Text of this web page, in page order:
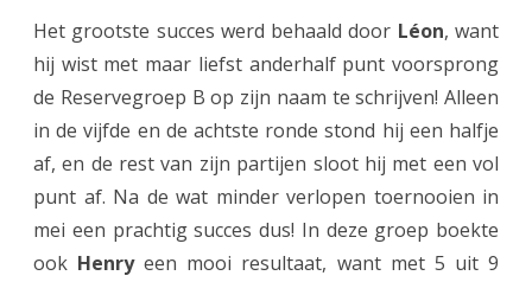
r
e
n
n
d
Het grootste succes werd behaald door Léon, want
hij wist met maar liefst anderhalf punt voorsprong
de Reservegroep B op zijn naam te schrijven! Alleen
in de vijfde en de achtste ronde stond hij een halfje
af, en de rest van zijn partijen sloot hij met een vol
punt af. Na de wat minder verlopen toernooien in
mei een prachtig succes dus! In deze groep boekte
ook Henryeen mooi resultaat, want met 5 uit 9